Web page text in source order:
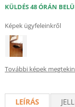
KÜLDÉS 48 ÓRÁN
Képek ügyfeleinkről
További képek
LEÍRÁS